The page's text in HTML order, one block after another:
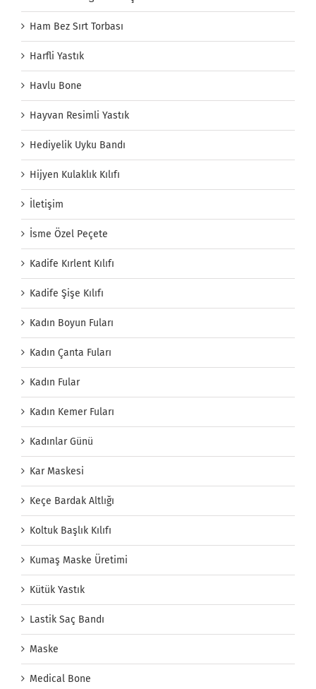
Ham Bez Sırt Torbası
Harfli Yastık
Havlu Bone
Hayvan Resimli Yastık
Hediyelik Uyku Bandı
Hijyen Kulaklık Kılıfı
İletişim
İsme Özel Peçete
Kadife Kırlent Kılıfı
Kadife Şişe Kılıfı
Kadın Boyun Fuları
Kadın Çanta Fuları
Kadın Fular
Kadın Kemer Fuları
Kadınlar Günü
Kar Maskesi
Keçe Bardak Altlığı
Koltuk Başlık Kılıfı
Kumaş Maske Üretimi
Kütük Yastık
Lastik Saç Bandı
Maske
Medical Bone